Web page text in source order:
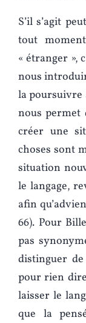
S’il s’agit
tout
« étranger »,
nous
la poursuivre
nous permet
créer une
choses sont
situation
le langage,
afin
66). Pour
pas
distinguer
pour rien
laisser le
que la